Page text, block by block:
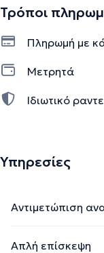
Τρόποι
Πληρωμή με
Μετρητά
Ιδιωτικό
Υπηρεσίες
Αντιμετώπιση
Απλή επίσκεψη